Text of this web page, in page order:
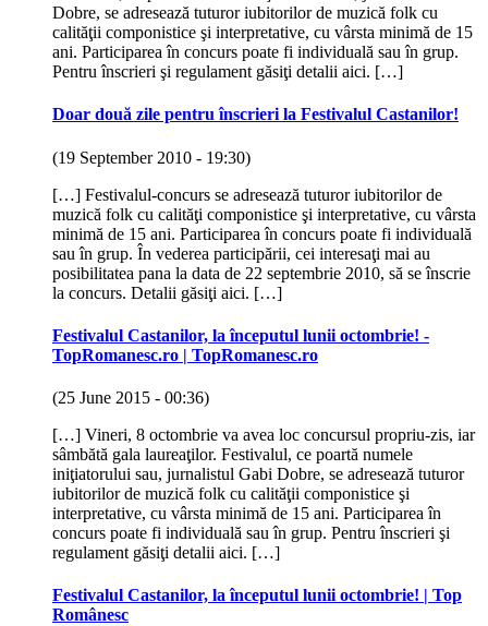
Dobre, se adresează tuturor iubitorilor de muzică folk cu
calităţii componistice şi interpretative, cu vârsta minimă de 15
ani. Participarea în concurs poate fi individuală sau în grup.
Pentru înscrieri şi regulament găsiţi detalii aici. […]
Doar două zile pentru înscrieri la Festivalul Castanilor!
(19 September 2010 - 19:30)
[…] Festivalul-concurs se adresează tuturor iubitorilor de
muzică folk cu calităţi componistice şi interpretative, cu vârsta
minimă de 15 ani. Participarea în concurs poate fi individuală
sau în grup. În vederea participării, cei interesaţi mai au
posibilitatea pana la data de 22 septembrie 2010, să se înscrie
la concurs. Detalii găsiţi aici. […]
Festivalul Castanilor, la începutul lunii octombrie! -
TopRomanesc.ro | TopRomanesc.ro
(25 June 2015 - 00:36)
[…] Vineri, 8 octombrie va avea loc concursul propriu-zis, iar
sâmbătă gala laureaţilor. Festivalul, ce poartă numele
iniţiatorului sau, jurnalistul Gabi Dobre, se adresează tuturor
iubitorilor de muzică folk cu calităţii componistice şi
interpretative, cu vârsta minimă de 15 ani. Participarea în
concurs poate fi individuală sau în grup. Pentru înscrieri şi
regulament găsiţi detalii aici. […]
Festivalul Castanilor, la începutul lunii octombrie! | Top
Românesc